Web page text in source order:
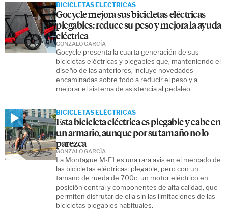
BICICLETAS ELÉCTRICAS
Gocycle mejora sus bicicletas eléctricas
plegables: reduce su peso y mejora la ayuda
eléctrica
Gocycle presenta la cuarta generación de sus
bicicletas eléctricas y plegables que, manteniendo el
diseño de las anteriores, incluye novedades
encaminadas sobre todo a reducir el peso y a
mejorar el sistema de asistencia al pedaleo.
GONZALO GARCÍA
BICICLETAS ELÉCTRICAS
Esta bicicleta eléctrica es plegable y cabe en
un armario, aunque por su tamaño no lo
parezca
La Montague M-E1 es una rara avis en el mercado de
las bicicletas eléctricas: plegable, pero con un
tamaño de rueda de 700c, un motor eléctrico en
posición central y componentes de alta calidad, que
permiten disfrutar de ella sin las limitaciones de las
bicicletas plegables habituales.
GONZALO GARCÍA